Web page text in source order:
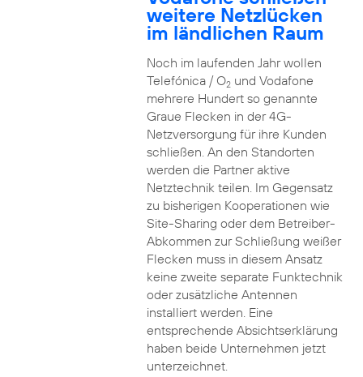
weitere Netzlücken
im ländlichen Raum
Noch im laufenden Jahr wollen
Telefónica / O2und Vodafone
mehrere Hundert so genannte
Graue Flecken in der 4G-
Netzversorgung für ihre Kunden
schließen. An den Standorten
werden die Partner aktive
Netztechnik teilen. Im Gegensatz
zu bisherigen Kooperationen wie
Site-Sharing oder dem Betreiber-
Abkommen zur Schließung weißer
Flecken muss in diesem Ansatz
keine zweite separate Funktechnik
oder zusätzliche Antennen
installiert werden. Eine
entsprechende Absichtserklärung
haben beide Unternehmen jetzt
unterzeichnet.